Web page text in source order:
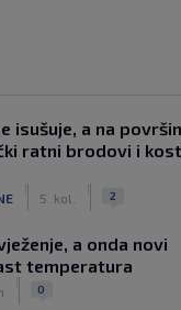
isušuje, a na
ratni brodovi i
5. kol. 2
a onda novi
temperatura
0